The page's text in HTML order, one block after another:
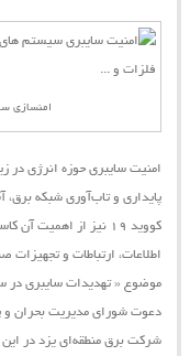
امنسازی
امنیت سایبری حوزه انرژی در
پایداری و تاب‌آوری شبکه
کووید ۱۹ نیز از اهمیت آن کاسته نمی‌شود.
اطلاعات، ارتباطات و
موضوع « تهدیدات سایبری در
دعوت شورای مدیریت بحران و
شرکت برق منطقه‌ای یزد در